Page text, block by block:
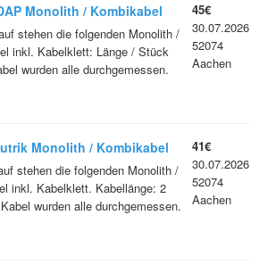
Monolith / Kombikabel
3Meter
stehen die folgenden Monolith /
inkl. Kabelklett: Länge / Stück
wurden alle durchgemessen.
45€
30.07.2026
52074
Aachen
Monolith / Kombikabel
2 Meter
stehen die folgenden Monolith /
inkl. Kabelklett. Kabellänge: 2
wurden alle durchgemessen.
41€
30.07.2026
52074
Aachen